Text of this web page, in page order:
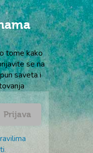
tome kako
se na
saveta i
Prijava
.